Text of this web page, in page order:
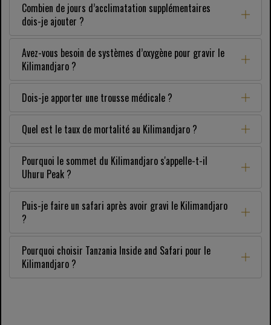
Combien de jours d’acclimatation supplémentaires
dois-je ajouter ?
Avez-vous besoin de systèmes d’oxygène pour gravir le
Kilimandjaro ?
Dois-je apporter une trousse médicale ?
Quel est le taux de mortalité au Kilimandjaro ?
Pourquoi le sommet du Kilimandjaro s'appelle-t-il
Uhuru Peak ?
Puis-je faire un safari après avoir gravi le Kilimandjaro
?
Pourquoi choisir Tanzania Inside and Safari pour le
Kilimandjaro ?